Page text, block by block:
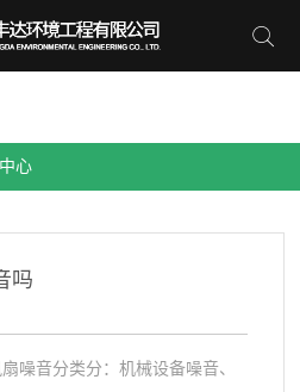
心
吗
噪音分类分：机械设备噪音、